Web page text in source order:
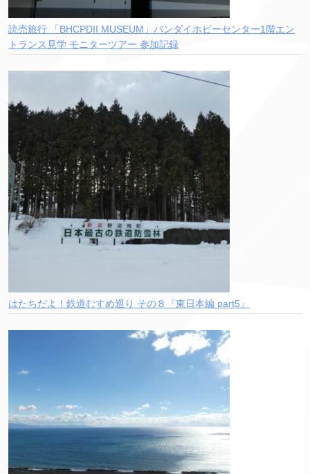
読売旅行 「BHCPDII MUSEUM」バンダイホビーセンター1階エン
トランス見学 モニターツアー 参加記録
はたちだよ！鉄道むすめ巡り その８『東日本編 part5』